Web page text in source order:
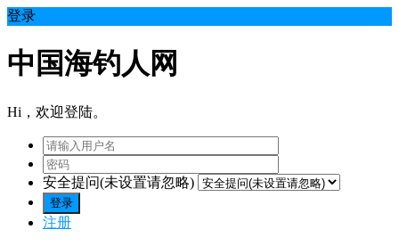
登录
中国海钓人网
Hi，欢迎登陆。
安全提问(未设置请忽略)
登录
注册